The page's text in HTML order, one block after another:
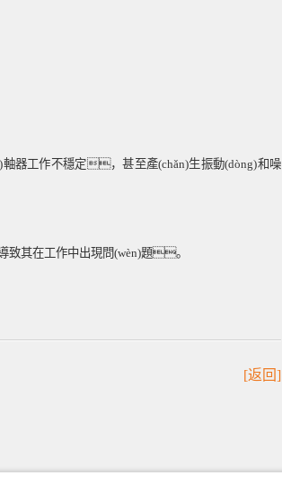
器工作不穩定，甚至產(chǎn)生振動(dòng)和噪
其在工作中出現問(wèn)題。
[返回]